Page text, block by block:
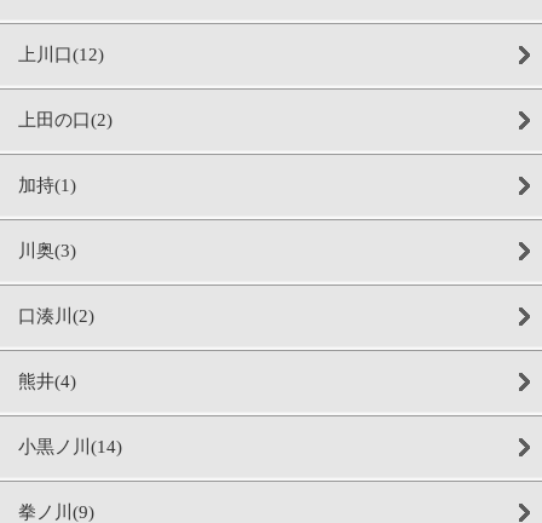
上川口(12)
上田の口(2)
加持(1)
川奥(3)
口湊川(2)
熊井(4)
小黒ノ川(14)
拳ノ川(9)